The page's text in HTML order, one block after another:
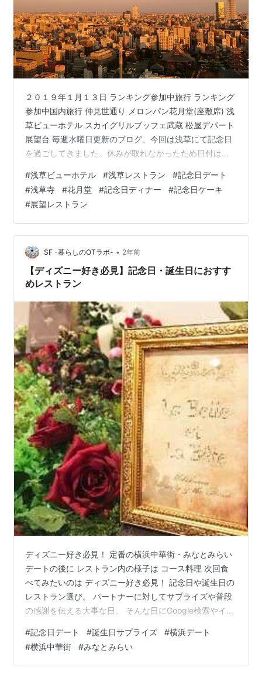
２０１９年１月１３日 ランキング参加中旅行 ランキング
参加中国内旅行 仲見世通り メロンパン花月堂(座敷席) 浅
草ビューホテル スカイグリルブッフェ武蔵 松屋デパート
展望台 毎週水曜日更新のブログ、今回は浅草にて記念日
を過ごしてきました。休みが取れなかったため日付は多
浅草に来ていますが、Theド定番の観光地。人の多さも素
晴らしいですが、裏通りあたりが落ち着く場所です。来
る者拒まずな下町の感じが好きです。 仲見世通り 電車で
向かい、まずは浅草雷門。何百回と仕事で見ているこの
場所ですがプライベートで来るとまた雰囲気が違って見
えます(*^^*) 浅…
#浅草ビューホテル #浅草レストラン #記念日デート
#浅草寺 #花月堂 #記念日ディナー #記念日ケーキ
#展望レストラン
SF -暮らしのOTラボ- • 2年前
【ディズニー好き必見】記念日・誕生日におすす
めレストラン
ディズニー好き必見！ 定番の横浜中華街・みなとみらい
デートの後に レストラン内の様子は コース料理 次回食
べてみたいのは ディズニー好き必見！ 記念日や誕生日の
レストラン選び。 パートナーに対してサプライズや普段
の感謝を伝える大事な日。 そんな日にGoogle検索やイン
なお店。 経験があるかもしれないけれど 「結局どれを選
べば良いかわからない！」 そんな時おすすめしたいレス
トランの紹介。 ディズニーが好きではなくても、興味が
#記念日デート #誕生日サプライズ #横浜デート
#横浜中華街 #みなとみらい